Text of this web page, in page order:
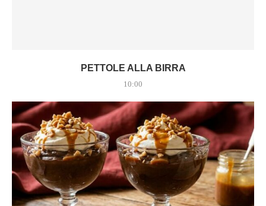
PETTOLE ALLA BIRRA
10:00